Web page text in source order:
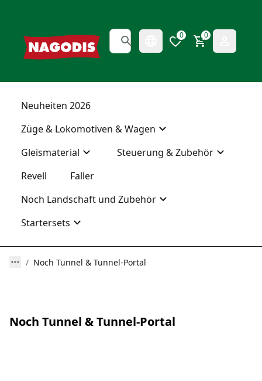
0 0
Neuheiten 2026
Züge & Lokomotiven & Wagen
Gleismaterial
Steuerung & Zubehör
Revell
Faller
Noch Landschaft und Zubehör
Startersets
Noch Tunnel & Tunnel-Portal
Noch Tunnel & Tunnel-Portal